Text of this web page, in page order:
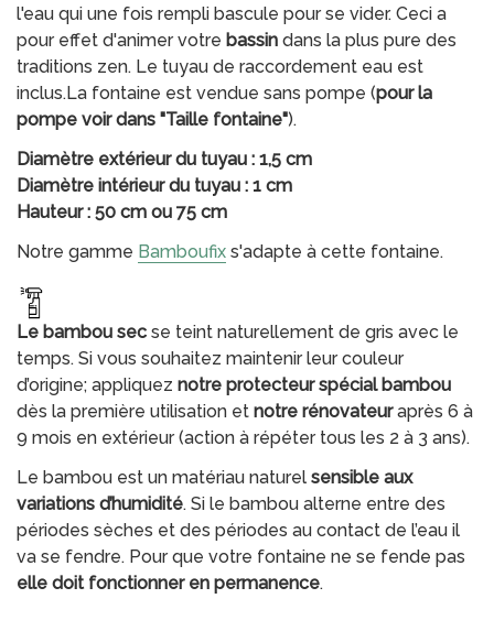
l'eau qui une fois rempli bascule pour se vider. Ceci a
pour effet d'animer votre bassin dans la plus pure des
traditions zen. Le tuyau de raccordement eau est
inclus.La fontaine est vendue sans pompe (pour la
pompe voir dans "Taille fontaine").
Diamètre extérieur du tuyau : 1,5 cm
Diamètre intérieur du tuyau : 1 cm
Hauteur : 50 cm ou 75 cm
Notre gamme Bamboufix s'adapte à cette fontaine.
Le bambou sec se teint naturellement de gris avec le
temps. Si vous souhaitez maintenir leur couleur
d’origine; appliquez notre protecteur spécial bambou
dès la première utilisation et notre rénovateuraprès 6 à
9 mois en extérieur (action à répéter tous les 2 à 3 ans).
Le bambou est un matériau naturel sensible aux
variations d’humidité. Si le bambou alterne entre des
périodes sèches et des périodes au contact de l’eau il
va se fendre. Pour que votre fontaine ne se fende pas
elle doit fonctionner en permanence.